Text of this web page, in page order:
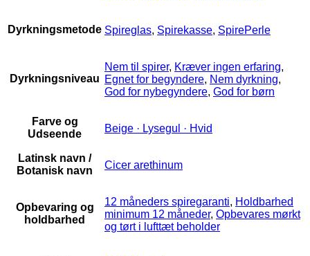
Dyrkningsmetode Spireglas, Spirekasse, SpirePerle
Dyrkningsniveau
Nem til spirer, Kræver ingen erfaring,
Egnet for begyndere, Nem dyrkning,
God for nybegyndere, God for børn
Farve og
Udseende
Beige · Lysegul · Hvid
Latinsk navn /
Botanisk navn
Cicer arethinum
Opbevaring og
holdbarhed
12 måneders spiregaranti, Holdbarhed
minimum 12 måneder, Opbevares mørkt
og tørt i lufttæt beholder